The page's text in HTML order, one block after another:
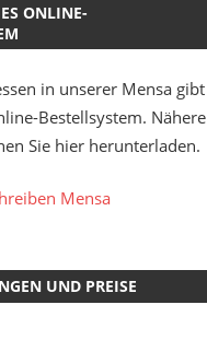
ONLINE-
in unserer Mensa gibt
Bestellsystem. Nähere
Sie hier herunterladen.
Mensa
UND PREISE